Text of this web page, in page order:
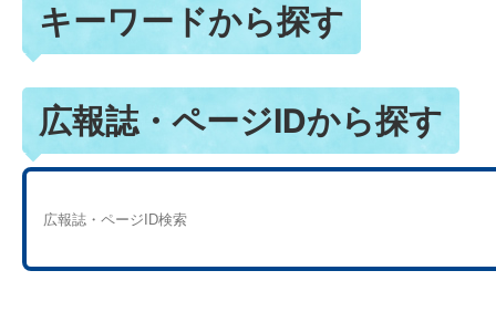
キーワードから探す
広報誌・ページIDから探す